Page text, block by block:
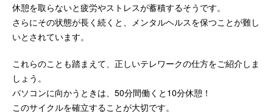
休憩を取らないと疲労やストレスが蓄積するそうです。
さらにその状態が長く続くと、メンタルヘルスを保つことが難し
いとされています。
これらのことも踏まえて、正しいテレワークの仕方をご紹介しま
しょう。
パソコンに向かうときは、50分間働くと10分休憩！
このサイクルを確立することが大切です。